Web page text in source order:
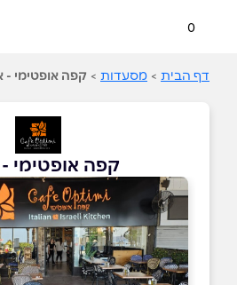
0
דף הבית > מסעדות > קפה אופטימי -
קפה אופטימי